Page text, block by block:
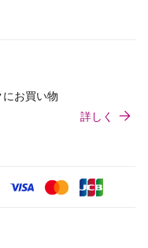
お買い物
詳しく